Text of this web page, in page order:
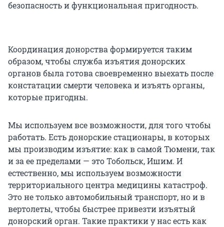
безопасность и функциональная пригодность.
Координация донорства формируется таким
образом, чтобы служба изъятия донорских
органов была готова своевременно выехать после
констатации смерти человека и изъять органы,
которые пригодны.
Мы используем все возможности, для того чтобы
работать. Есть донорские стационары, в которых
мы производим изъятие: как в самой Тюмени, так
и за ее пределами — это Тобольск, Ишим. И
естественно, мы используем возможности
территориального центра медицины катастроф.
Это не только автомобильный транспорт, но и в
вертолеты, чтобы быстрее привезти изъятый
донорский орган. Такие практики у нас есть как